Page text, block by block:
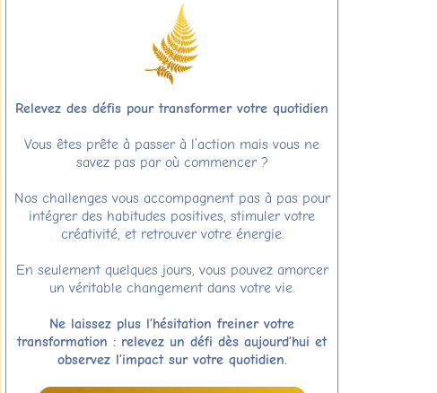
Relevez des défis pour transformer votre quotidien
Vous êtes prête à passer à l’action mais vous ne
savez pas par où commencer ?
Nos challenges vous accompagnent pas à pas pour
intégrer des habitudes positives, stimuler votre
créativité, et retrouver votre énergie.
En seulement quelques jours, vous pouvez amorcer
un véritable changement dans votre vie.
Ne laissez plus l’hésitation freiner votre
transformation : relevez un défi dès aujourd’hui et
observez l’impact sur votre quotidien.